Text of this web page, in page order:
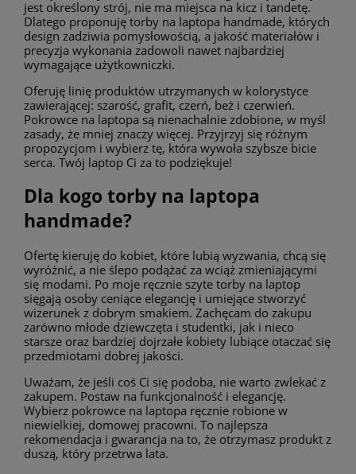
jest określony strój, nie ma miejsca na kicz i tandetę.
Dlatego proponuję torby na laptopa handmade, których
design zadziwia pomysłowością, a jakość materiałów i
precyzja wykonania zadowoli nawet najbardziej
wymagające użytkowniczki.
Oferuję linię produktów utrzymanych w kolorystyce
zawierającej: szarość, grafit, czerń, beż i czerwień.
Pokrowce na laptopa są nienachalnie zdobione, w myśl
zasady, że mniej znaczy więcej. Przyjrzyj się różnym
propozycjom i wybierz tę, która wywoła szybsze bicie
serca. Twój laptop Ci za to podziękuje!
Dla kogo torby na laptopa
handmade?
Ofertę kieruję do kobiet, które lubią wyzwania, chcą się
wyróżnić, a nie ślepo podążać za wciąż zmieniającymi
się modami. Po moje ręcznie szyte torby na laptop
sięgają osoby ceniące elegancję i umiejące stworzyć
wizerunek z dobrym smakiem. Zachęcam do zakupu
zarówno młode dziewczęta i studentki, jak i nieco
starsze oraz bardziej dojrzałe kobiety lubiące otaczać się
przedmiotami dobrej jakości.
Uważam, że jeśli coś Ci się podoba, nie warto zwlekać z
zakupem. Postaw na funkcjonalność i elegancję.
Wybierz pokrowce na laptopa ręcznie robione w
niewielkiej, domowej pracowni. To najlepsza
rekomendacja i gwarancja na to, że otrzymasz produkt z
duszą, który przetrwa lata.